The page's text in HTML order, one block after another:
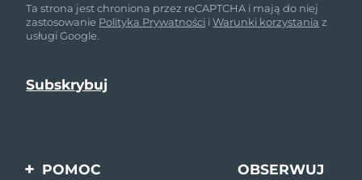
Ta strona jest chroniona przez reCAPTCHA i mają do niej
zastosowanie Polityka Prywatności iWarunki korzystania z
usługi Google.
POMOC
OBSERWUJ